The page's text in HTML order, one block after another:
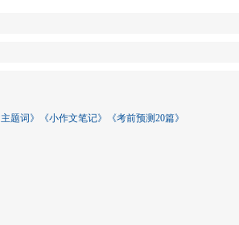
题词》《小作文笔记》《考前预测20篇》